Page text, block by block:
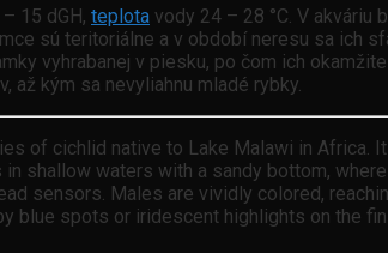
– 15 dGH, teplota vody 24 – 28 °C. V akváriu
sú teritoriálne a v období neresu sa ich
vyhrabanej v piesku, po čom ich
až kým sa nevyliahnu mladé rybky.
of cichlid native to Lake Malawi in
shallow waters with a sandy bottom,
sensors. Males are vividly colored,
spots or iridescent highlights on the